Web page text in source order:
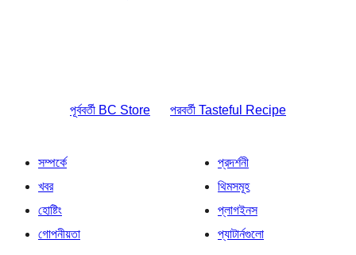
পূর্ববর্তী BC Store পরবর্তী Tasteful Recipe
সম্পর্কে
খবর
হোষ্টিং
গোপনীয়তা
প্রদর্শনী
থিমসমূহ
প্লাগইনস
প্যাটার্নগুলো